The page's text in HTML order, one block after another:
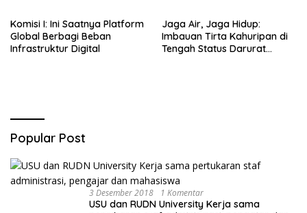
Komisi I: Ini Saatnya Platform
Global Berbagi Beban
Infrastruktur Digital
Jaga Air, Jaga Hidup:
Imbauan Tirta Kahuripan di
Tengah Status Darurat
Popular Post
3 Desember 2018 1 Komentar
USU dan RUDN University Kerja sama